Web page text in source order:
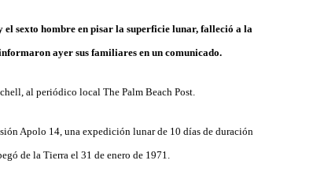
sexto hombre en pisar la superficie lunar, falleció a la
ayer sus familiares en un comunicado.
al periódico local The Palm Beach Post.
Apolo 14, una expedición lunar de 10 días de duración
de la Tierra el 31 de enero de 1971.